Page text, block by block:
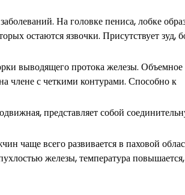
На головке пениса, лобке
остаются язвочки. Присутствует зуд,
выводящего протока железы. Объемное
члене с четкими контурами. Способно к
представляет собой
чаще всего развивается в паховой
железы, температура повышается,